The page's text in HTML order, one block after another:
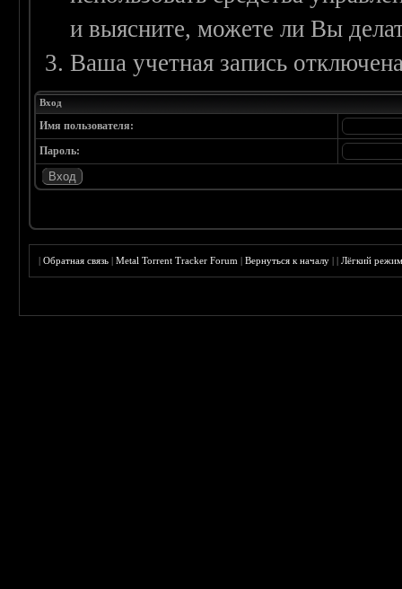
и выясните, можете ли Вы
Ваша учетная запись
Вход
Имя пользователя:
Пароль:
|Обратная связь |Metal Torrent Tracker Forum |Вернуться к началу ||Лёгкий